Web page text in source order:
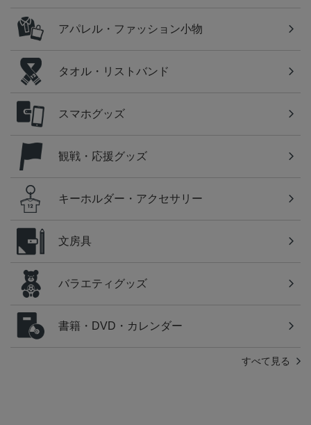
アパレル・ファッション小物
タオル・リストバンド
スマホグッズ
観戦・応援グッズ
キーホルダー・アクセサリー
文房具
バラエティグッズ
書籍・DVD・カレンダー
すべて見る